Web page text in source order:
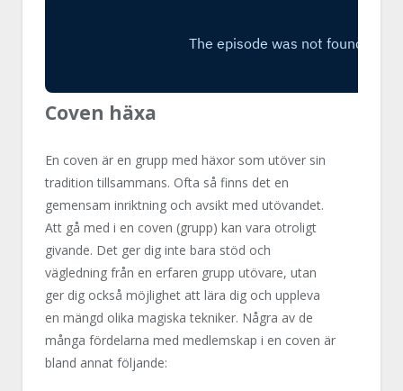
Coven häxa
En coven är en grupp med häxor som utöver sin
tradition tillsammans. Ofta så finns det en
gemensam inriktning och avsikt med utövandet.
Att gå med i en coven (grupp) kan vara otroligt
givande. Det ger dig inte bara stöd och
vägledning från en erfaren grupp utövare, utan
ger dig också möjlighet att lära dig och uppleva
en mängd olika magiska tekniker. Några av de
många fördelarna med medlemskap i en coven är
bland annat följande: